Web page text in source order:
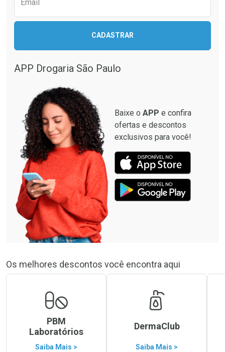
Email
CADASTRAR
APP Drogaria São Paulo
Baixe o APP e confira
ofertas e descontos
exclusivos para você!
Os melhores descontos você encontra aqui
PBM
Laboratórios
Saiba Mais >
DermaClub
Saiba Mais >